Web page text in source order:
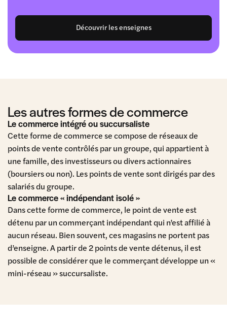
Découvrir les enseignes
Les autres formes de commerce
Le commerce intégré ou succursaliste
Cette forme de commerce se compose de réseaux de
points de vente contrôlés par un groupe, qui appartient à
une famille, des investisseurs ou divers actionnaires
(boursiers ou non). Les points de vente sont dirigés par des
salariés du groupe.
Le commerce « indépendant isolé »
Dans cette forme de commerce, le point de vente est
détenu par un commerçant indépendant qui n’est affilié à
aucun réseau. Bien souvent, ces magasins ne portent pas
d’enseigne. A partir de 2 points de vente détenus, il est
possible de considérer que le commerçant développe un «
mini-réseau » succursaliste.